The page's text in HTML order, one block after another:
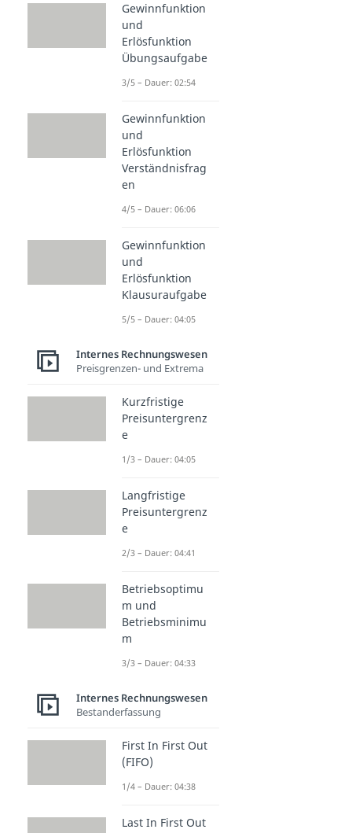
Gewinnfunktion
und
Erlösfunktion
Übungsaufgabe
3/5 – Dauer: 02:54
Gewinnfunktion
und
Erlösfunktion
Verständnisfrag
en
4/5 – Dauer: 06:06
Gewinnfunktion
und
Erlösfunktion
Klausuraufgabe
5/5 – Dauer: 04:05
Internes Rechnungswesen
Preisgrenzen- und Extrema
Kurzfristige
Preisuntergrenz
e
1/3 – Dauer: 04:05
Langfristige
Preisuntergrenz
e
2/3 – Dauer: 04:41
Betriebsoptimu
m und
Betriebsminimu
m
3/3 – Dauer: 04:33
Internes Rechnungswesen
Bestanderfassung
First In First Out
(FIFO)
1/4 – Dauer: 04:38
Last In First Out